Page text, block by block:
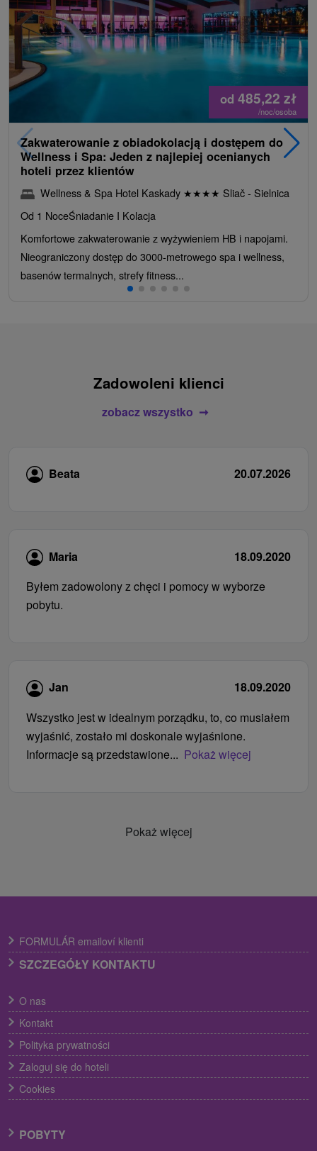
od 485,22 zł
/noc/osoba
Zakwaterowanie z obiadokolacją i dostępem do
Wellness i Spa: Jeden z najlepiej ocenianych
hoteli przez klientów
Wellness & Spa Hotel Kaskady ★★★★ Sliač - Sielnica
Od 1 NoceŚniadanie I Kolacja
Komfortowe zakwaterowanie z wyżywieniem HB i napojami.
Nieograniczony dostęp do 3000-metrowego spa i wellness,
basenów termalnych, strefy fitness...
Zadowoleni klienci
zobacz wszystko
Beata 20.07.2026
Maria
18.09.2020
Byłem zadowolony z chęci i pomocy w wyborze
pobytu.
Jan
18.09.2020
Wszystko jest w idealnym porządku, to, co musiałem
wyjaśnić, zostało mi doskonale wyjaśnione.
Informacje są przedstawione... Pokaż więcej
Pokaż więcej
FORMULÁR emailoví klienti
SZCZEGÓŁY KONTAKTU
O nas
Kontakt
Polityka prywatności
Zaloguj się do hoteli
Cookies
POBYTY